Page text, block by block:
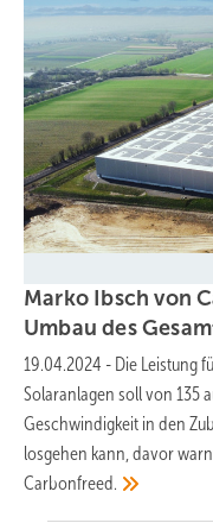
Marko Ibsch von
Umbau des
19.04.2024 - Die Leistung
Solaranlagen soll von 135
Geschwindigkeit in den
losgehen kann, davor
Carbonfreed.